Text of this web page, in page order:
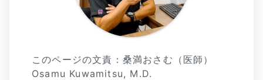
このページの文責：桑満おさむ（医師）
Osamu Kuwamitsu, M.D.